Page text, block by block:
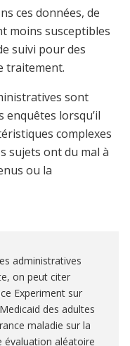
ces données, de
moins susceptibles
suivi pour des
traitement.
sont
enquêtes lorsqu’il
complexes
sujets ont du mal à
ou la
administratives
on peut citer
Experiment sur
des adultes
maladie sur la
évaluation aléatoire